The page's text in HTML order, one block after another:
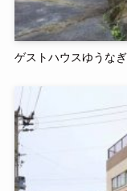
ゲストハウスゆうなぎ